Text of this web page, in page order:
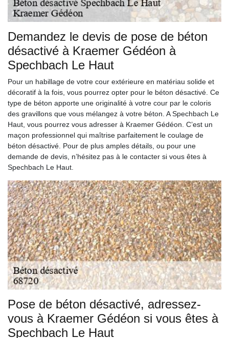
Demandez le devis de pose de béton
désactivé à Kraemer Gédéon à
Spechbach Le Haut
Pour un habillage de votre cour extérieure en matériau solide et
décoratif à la fois, vous pourrez opter pour le béton désactivé. Ce
type de béton apporte une originalité à votre cour par le coloris
des gravillons que vous mélangez à votre béton. A Spechbach Le
Haut, vous pourrez vous adresser à Kraemer Gédéon. C’est un
maçon professionnel qui maîtrise parfaitement le coulage de
béton désactivé. Pour de plus amples détails, ou pour une
demande de devis, n’hésitez pas à le contacter si vous êtes à
Spechbach Le Haut.
Pose de béton désactivé, adressez-
vous à Kraemer Gédéon si vous êtes à
Spechbach Le Haut